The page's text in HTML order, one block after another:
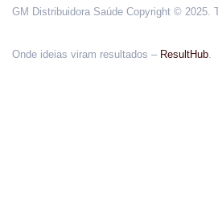
GM Distribuidora Saúde Copyright © 2025.
Onde ideias viram resultados – ResultHub.